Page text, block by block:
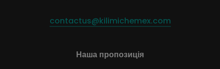
contactus@kilimichemex.com
Наша пропозиція